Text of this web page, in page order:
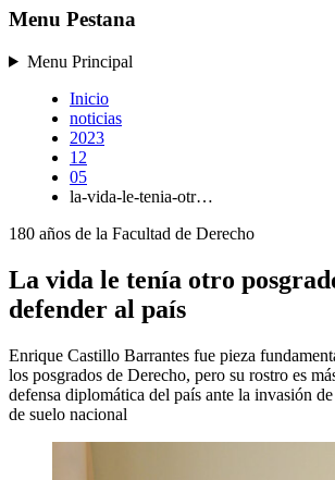
Menu Pestana
Menu Principal
Inicio
noticias
2023
12
05
la-vida-le-tenia-otr…
180 años de la Facultad de Derecho
La vida le tenía otro
defender al país
Enrique Castillo Barrantes fue pieza
los posgrados de Derecho, pero su rostro es
defensa diplomática del país ante la invasión
de suelo nacional